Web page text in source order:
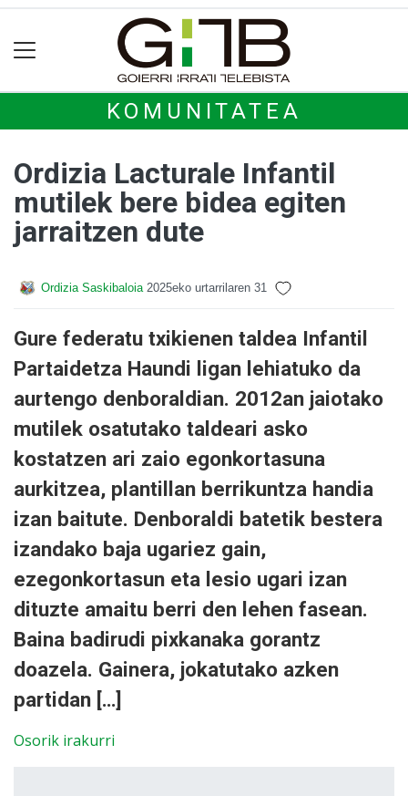
KOMUNITATEA
Ordizia Lacturale Infantil
mutilek bere bidea egiten
jarraitzen dute
Ordizia Saskibaloia 2025eko urtarrilaren 31
Gure federatu txikienen taldea Infantil
Partaidetza Haundi ligan lehiatuko da
aurtengo denboraldian. 2012an jaiotako
mutilek osatutako taldeari asko
kostatzen ari zaio egonkortasuna
aurkitzea, plantillan berrikuntza handia
izan baitute. Denboraldi batetik bestera
izandako baja ugariez gain,
ezegonkortasun eta lesio ugari izan
dituzte amaitu berri den lehen fasean.
Baina badirudi pixkanaka gorantz
doazela. Gainera, jokatutako azken
partidan […]
Osorik irakurri